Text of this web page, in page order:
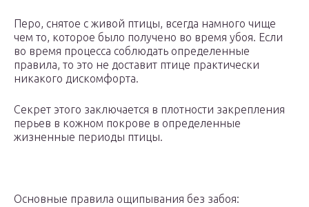
Перо, снятое с живой птицы, всегда намного чище
чем то, которое было получено во время убоя. Если
во время процесса соблюдать определенные
правила, то это не доставит птице практически
никакого дискомфорта.
Секрет этого заключается в плотности закрепления
перьев в кожном покрове в определенные
жизненные периоды птицы.
Основные правила ощипывания без забоя: